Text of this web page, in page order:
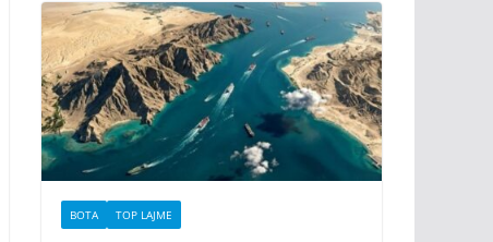
BOTA TOP LAJME